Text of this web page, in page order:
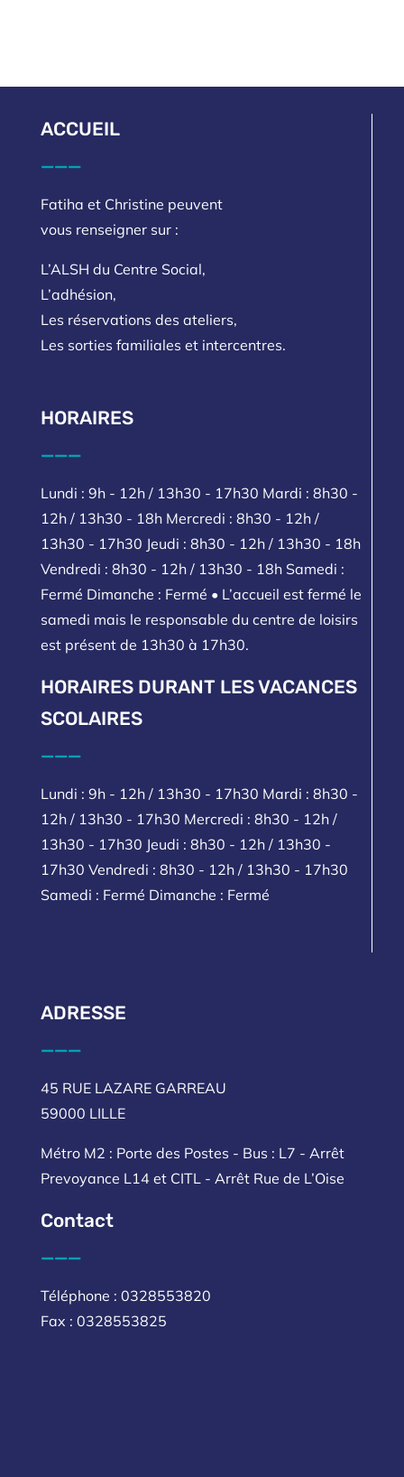
ACCUEIL
___
Fatiha et Christine peuvent
vous renseigner sur :
L’ALSH du Centre Social,
L’adhésion,
Les réservations des ateliers,
Les sorties familiales et intercentres.
HORAIRES
___
Lundi : 9h - 12h / 13h30 - 17h30 Mardi : 8h30 -
12h / 13h30 - 18h Mercredi : 8h30 - 12h /
13h30 - 17h30 Jeudi : 8h30 - 12h / 13h30 - 18h
Vendredi : 8h30 - 12h / 13h30 - 18h Samedi :
Fermé Dimanche : Fermé • L’accueil est fermé le
samedi mais le responsable du centre de loisirs
est présent de 13h30 à 17h30.
HORAIRES DURANT LES VACANCES
SCOLAIRES
___
Lundi : 9h - 12h / 13h30 - 17h30 Mardi : 8h30 -
12h / 13h30 - 17h30 Mercredi : 8h30 - 12h /
13h30 - 17h30 Jeudi : 8h30 - 12h / 13h30 -
17h30 Vendredi : 8h30 - 12h / 13h30 - 17h30
Samedi : Fermé Dimanche : Fermé
ADRESSE
___
45 RUE LAZARE GARREAU
59000 LILLE
Métro M2 : Porte des Postes - Bus : L7 - Arrêt
Prevoyance L14 et CITL - Arrêt Rue de L’Oise
Contact
___
Téléphone : 0328553820
Fax : 0328553825